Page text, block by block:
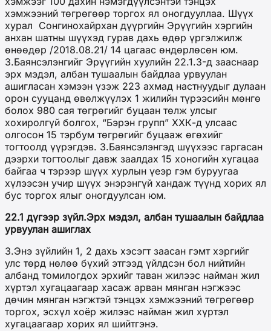
хэмжээний төгрөгөөр торгох ял оногдууллаа. Шүүх
хурал Сонгинохайрхан дүүргийн Эрүүгийн хэргийн
анхан шатны шүүхэд гурав дахь өдөр үргэлжилж
өнөөдөр /2018.08.21/ 14 цагаас өндөрлөсөн юм.
З.Баянсэлэнгийг Эрүүгийн хуулийн 22.1.3-д зааснаар
эрх мэдэл, албан тушаалын байдлаа урвуулан
ашигласан хэмээн үзэж 223 ахмад настнуудыг дулаан
орон сууцанд өвөлжүүлэх 1 жилийн түрээсийн мөнгө
болох 980 сая төгрөгийг буцаан төлж улсыг
хохиролгүй болгох, “Бэрэн групп” ХХК-д улсаас
олгосон 15 тэрбум төгрөгийг буцааж өгөхийг
тогтоолд үүрэгдэв. З.Баянсэлэнгэд шүүхээс гаргасан
дээрхи тогтоолыг давж заалдах 15 хоногийн хугацаа
байгаа ч тэрээр шүүх хурлын үеэр гэм буруугаа
хүлээсэн учир шүүх энэрэнгүй хандаж түүнд хорих ял
бус торгох ялыг оногдуулсан юм.
22.1 дүгээр зүйл.Эрх мэдэл, албан тушаалын байдлаа
урвуулан ашиглах
3.Энэ зүйлийн 1, 2 дахь хэсэгт заасан гэмт хэргийг
улс төрд нөлөө бүхий этгээд үйлдсэн бол нийтийн
албанд томилогдох эрхийг таван жилээс найман жил
хүртэл хугацаагаар хасаж арван мянган нэгжээс
дөчин мянган нэгжтэй тэнцэх хэмжээний төгрөгөөр
торгох, эсхүл хоёр жилээс найман жил хүртэл
хугацаагаар хорих ял шийтгэнэ.